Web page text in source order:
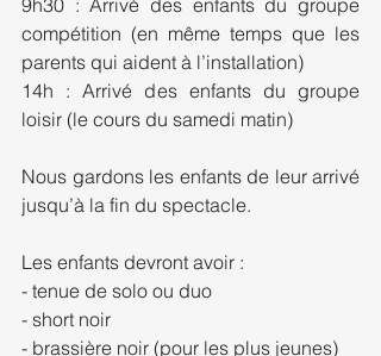
9h30 : Arrivé des enfants du groupe
compétition (en même temps que les
parents qui aident à l’installation)
14h : Arrivé des enfants du groupe
loisir (le cours du samedi matin)
Nous gardons les enfants de leur arrivé
jusqu’à la fin du spectacle.
Les enfants devront avoir :
- tenue de solo ou duo
- short noir
- brassière noir (pour les plus jeunes)